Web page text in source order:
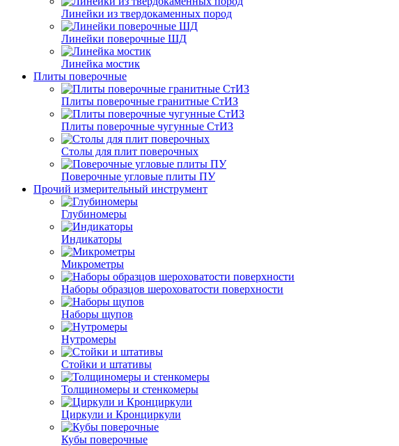
Линейки из твердокаменных пород
Линейки поверочные ШД
Линейка мостик
Плиты поверочные
Плиты поверочные гранитные СтИЗ
Плиты поверочные чугунные СтИЗ
Столы для плит поверочных
Поверочные угловые плиты ПУ
Прочий измерительный инструмент
Глубиномеры
Индикаторы
Микрометры
Наборы образцов шероховатости поверхности
Наборы щупов
Нутромеры
Стойки и штативы
Толщиномеры и стенкомеры
Циркули и Кронциркули
Кубы поверочные